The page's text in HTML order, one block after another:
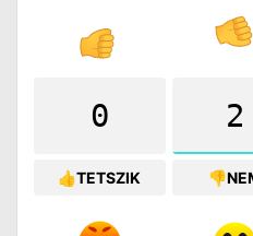
0
👍TETSZIK
2